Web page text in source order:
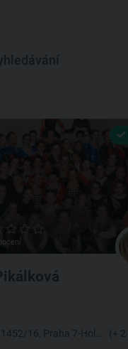
16, Praha 7-Holešovice (+ 2